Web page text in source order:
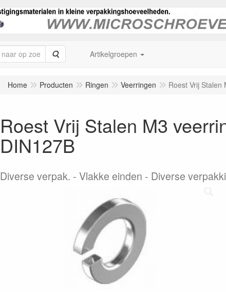
Zoeken Artikelgroepen
Home Producten Ringen Veerringen Roest Vrij Stalen
Roest Vrij Stalen M3
DIN127B
Diverse verpak. Vlakke einden - Diverse